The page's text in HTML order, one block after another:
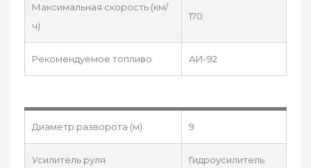
Максимальная скорость (км/
ч)
170
Рекомендуемое топливо АИ-92
Диаметр разворота (м) 9
Усилитель руля Гидроусилитель